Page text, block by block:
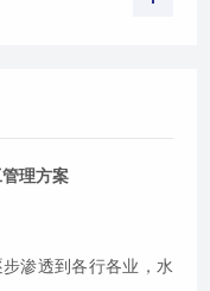
理方案
渗透到各行各业，水